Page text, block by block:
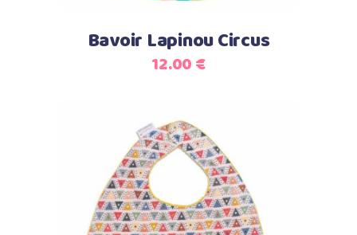
Bavoir Lapinou Circus
12.00€
Ajouter au panier